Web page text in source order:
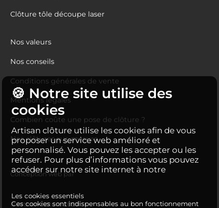
🍪 Notre site utilise des
cookies
Artisan clôture utilise les cookies afin de vous
proposer un service web amélioré et
personnalisé. Vous pouvez les accepter ou les
refuser. Pour plus d’informations vous pouvez
accéder sur notre site internet à notre
Les cookies essentiels
Ces cookies sont indispensables au bon fonctionnement
Clôture tôle découpe laser
Nos valeurs
Nos conseils
Conditions générales de vente
Mentions légales
Combien coûte une pose de clôture ?
Nos clôtures sur-mesure
Conception web par
© Artisan clôture 2026